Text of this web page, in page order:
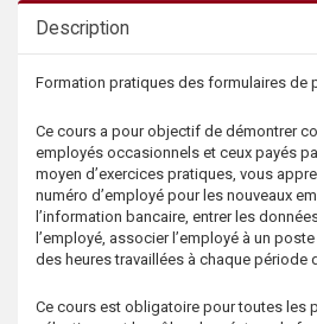
Description
Description
Formation pratiques des formulaires de
Ce cours a pour objectif de démontrer
employés occasionnels et ceux payés
moyen d’exercices pratiques, vous
numéro d’employé pour les nouveaux
l’information bancaire, entrer les
l’employé, associer l’employé à un
des heures travaillées à chaque période
Ce cours est obligatoire pour toutes les